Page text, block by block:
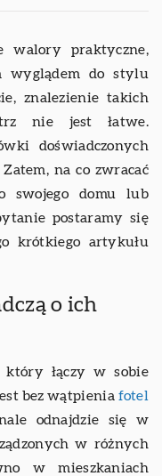
walory praktyczne,
wyglądem do stylu
znalezienie takich
nie jest łatwe.
doświadczonych
na co zwracać
swojego domu lub
postaramy się
krótkiego artykułu
o ich
który łączy w sobie
bez wątpienia fotel
odnajdzie się w
w różnych
w mieszkaniach